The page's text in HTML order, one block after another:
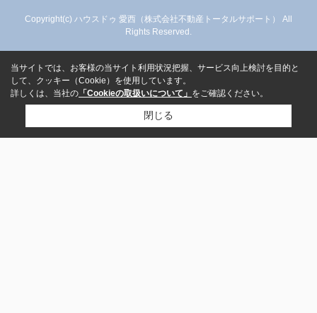
Copyright(c) ハウスドゥ 愛西（株式会社不動産トータルサポート） All
Rights Reserved.
当サイトでは、お客様の当サイト利用状況把握、サービス向上検討を目的と
して、クッキー（Cookie）を使用しています。
詳しくは、当社の 「Cookieの取扱いについて」 をご確認ください。
閉じる